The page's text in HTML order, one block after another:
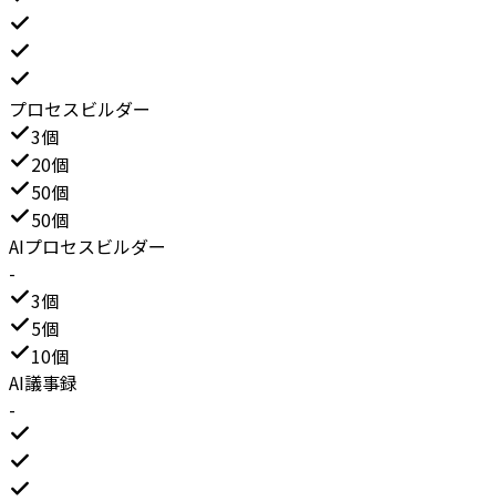
プロセスビルダー
3個
20個
50個
50個
AIプロセスビルダー
-
3個
5個
10個
AI議事録
-